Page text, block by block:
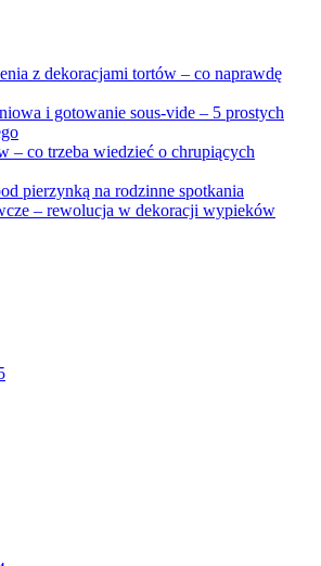
z dekoracjami tortów – co naprawdę
i gotowanie sous-vide – 5 prostych
– co trzeba wiedzieć o chrupiących
pierzynką na rodzinne spotkania
– rewolucja w dekoracji wypieków